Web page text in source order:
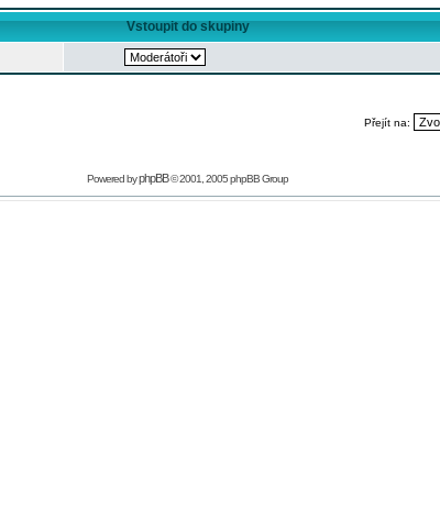
Vstoupit do skupiny
Přejít na:
Powered byphpBB© 2001, 2005 phpBB Group